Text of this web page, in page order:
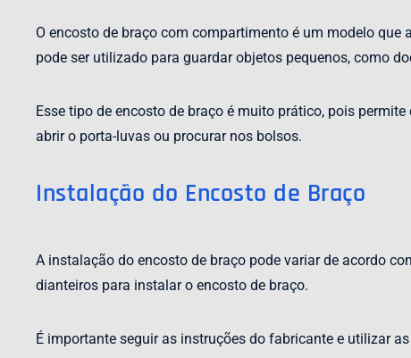
O encosto de braço com compartimento é um modelo
pode ser utilizado para guardar objetos pequenos, como
Esse tipo de encosto de braço é muito prático, pois
abrir o porta-luvas ou procurar nos bolsos.
Instalação do Encosto de Braço
A instalação do encosto de braço pode variar de acordo
dianteiros para instalar o encosto de braço.
É importante seguir as instruções do fabricante e utilizar